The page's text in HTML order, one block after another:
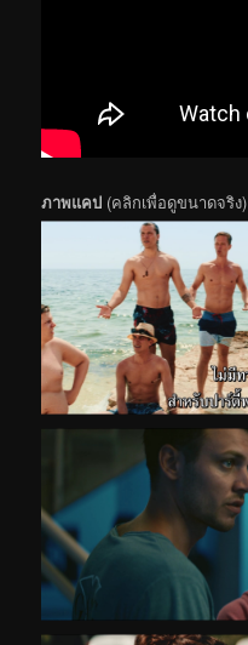
ภาพแคป (คลิกเพื่อดูขนาดจริง)